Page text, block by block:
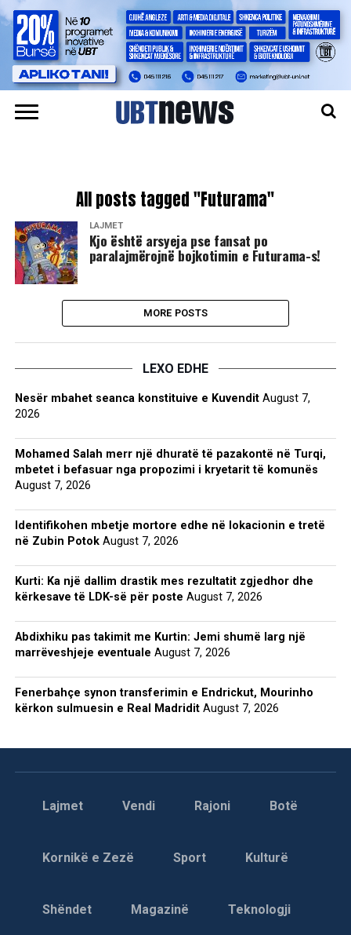
All posts tagged "Futurama"
LAJMET
Kjo është arsyeja pse fansat po
paralajmërojnë bojkotimin e Futurama-s!
MORE POSTS
LEXO EDHE
Nesër mbahet seanca konstituive e Kuvendit August 7,
2026
Mohamed Salah merr një dhuratë të pazakontë në Turqi,
mbetet i befasuar nga propozimi i kryetarit të komunës
August 7, 2026
Identifikohen mbetje mortore edhe në lokacionin e tretë
në Zubin Potok August 7, 2026
Kurti: Ka një dallim drastik mes rezultatit zgjedhor dhe
kërkesave të LDK-së për poste August 7, 2026
Abdixhiku pas takimit me Kurtin: Jemi shumë larg një
marrëveshjeje eventuale August 7, 2026
Fenerbahçe synon transferimin e Endrickut, Mourinho
kërkon sulmuesin e Real Madridit August 7, 2026
Lajmet Vendi Rajoni Botë
Kornikë e Zezë Sport Kulturë
Shëndet Magazinë Teknologji